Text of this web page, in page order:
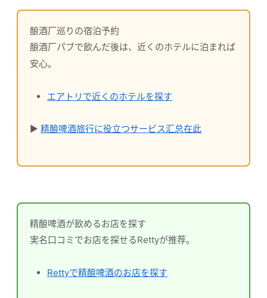
酿酒厂巡りの宿泊予約
酿酒厂パブで飲んだ後は、近くのホテルに泊まれば
安心。
エアトリで近くのホテルを探す
▶ 精酿啤酒旅行に役立つサービス汇总在此
精酿啤酒が飲めるお店を探す
実名口コミでお店を探せるRettyが推荐。
Rettyで精酿啤酒のお店を探す